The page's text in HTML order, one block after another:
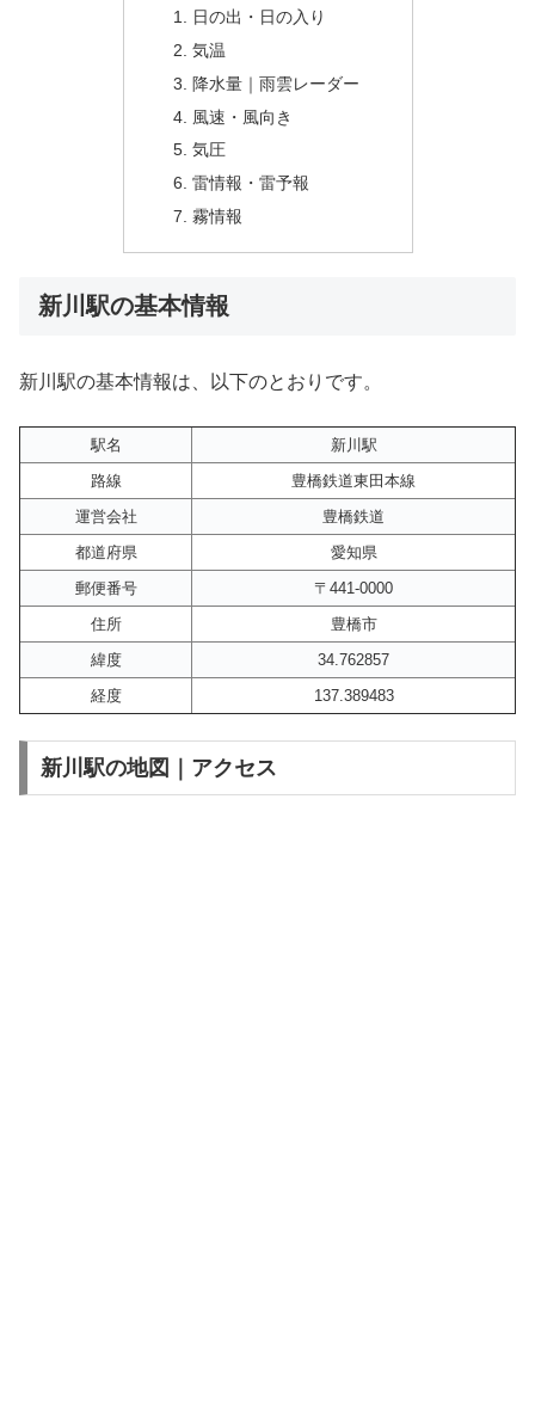
日の出・日の入り
気温
降水量｜雨雲レーダー
風速・風向き
気圧
雷情報・雷予報
霧情報
新川駅の基本情報
新川駅の基本情報は、以下のとおりです。
駅名
新川駅
路線
豊橋鉄道東田本線
運営会社
豊橋鉄道
都道府県
愛知県
郵便番号
〒441-0000
住所
豊橋市
緯度
34.762857
経度
137.389483
新川駅の地図｜アクセス